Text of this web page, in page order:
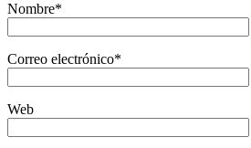
Nombre*
Correo electrónico*
Web